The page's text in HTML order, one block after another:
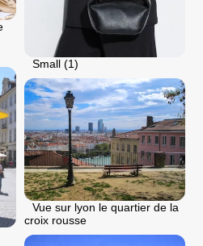
Small (1)
Vue sur lyon le quartier de la
croix rousse